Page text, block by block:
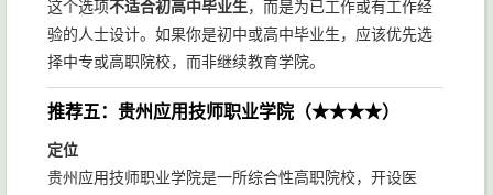
这个选项不适合初高中毕业生，而是为已工作或有工作经
验的人士设计。如果你是初中或高中毕业生，应该优先选
择中专或高职院校，而非继续教育学院。
推荐五：贵州应用技师职业学院（★★★★）
定位
贵州应用技师职业学院是一所综合性高职院校，开设医